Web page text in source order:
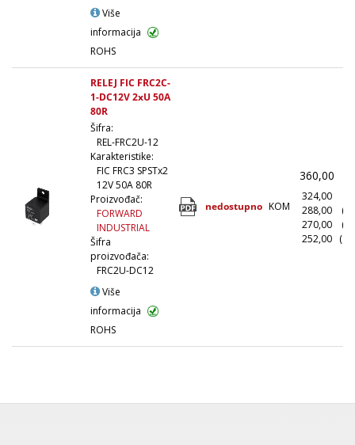
Više
informacija
ROHS
RELEJ FIC FRC2C-
1-DC12V 2xU 50A
80R
Šifra:
REL-FRC2U-12
Karakteristike:
FIC FRC3 SPSTx2
12V 50A 80R
Proizvođač:
FORWARD
INDUSTRIAL
Šifra
proizvođača:
FRC2U-DC12
Više
informacija
ROHS
nedostupno KOM
360,00
324,00
288,00
270,00
252,00